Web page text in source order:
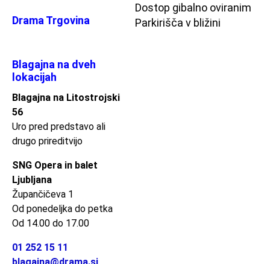
Drama Trgovina
Dostop gibalno oviranim
Parkirišča v bližini
Blagajna na dveh
lokacijah
Blagajna na Litostrojski
56
Uro pred predstavo ali
drugo prireditvijo
SNG Opera in balet
Ljubljana
Župančičeva 1
Od ponedeljka do petka
Od 14.00 do 17.00
01 252 15 11
blagajna@drama.si